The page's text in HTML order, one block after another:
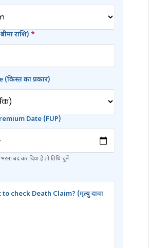
राशि) *
का प्रकार)
Date (FUP)
भरना बंद कर दिया है तो तिथि चुनें
check Death Claim? (मृत्यु दावा